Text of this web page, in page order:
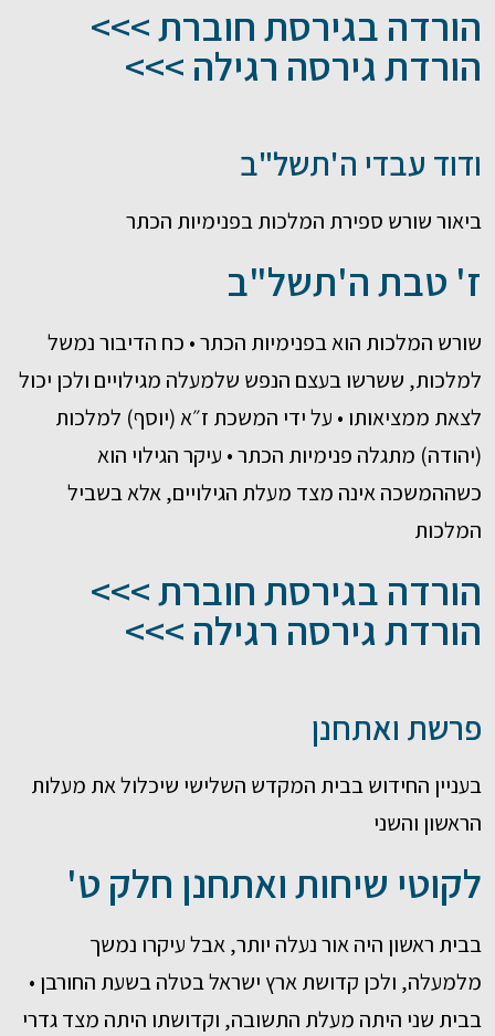
הורדה בגירסת חוברת >>>
הורדת גירסה רגילה >>>
ודוד עבדי ה'תשל"ב
ביאור שורש ספירת המלכות בפנימיות הכתר
ז' טבת ה'תשל"ב
שורש המלכות הוא בפנימיות הכתר • כח הדיבור נמשל
למלכות, ששרשו בעצם הנפש שלמעלה מגילויים ולכן יכול
לצאת ממציאותו • על ידי המשכת ז״א (יוסף) למלכות
(יהודה) מתגלה פנימיות הכתר • עיקר הגילוי הוא
כשההמשכה אינה מצד מעלת הגילויים, אלא בשביל
המלכות
הורדה בגירסת חוברת >>>
הורדת גירסה רגילה >>>
פרשת ואתחנן
בעניין החידוש בבית המקדש השלישי שיכלול את מעלות
הראשון והשני
לקוטי שיחות ואתחנן חלק ט'
בבית ראשון היה אור נעלה יותר, אבל עיקרו נמשך
מלמעלה, ולכן קדושת ארץ ישראל בטלה בשעת החורבן •
בבית שני היתה מעלת התשובה, וקדושתו היתה מצד גדרי